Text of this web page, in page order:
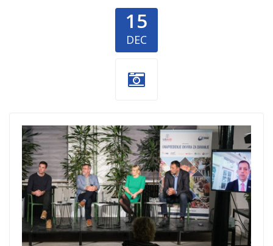
15
DEC
Fondacija-
Divac.jpg